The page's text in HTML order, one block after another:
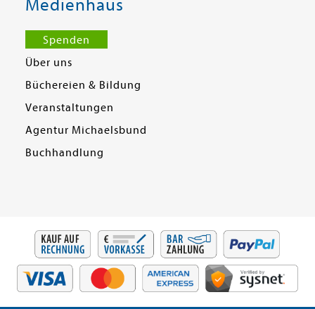
Medienhaus
Spenden
Über uns
Büchereien & Bildung
Veranstaltungen
Agentur Michaelsbund
Buchhandlung